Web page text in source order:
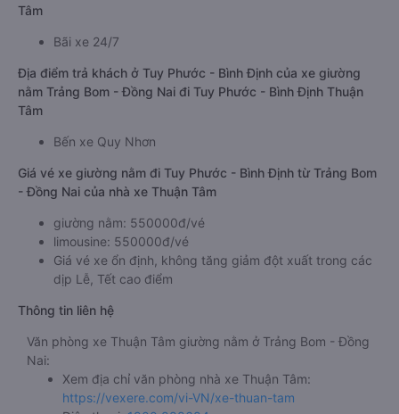
Tâm
Bãi xe 24/7
Địa điểm trả khách ở Tuy Phước - Bình Định của xe giường
nằm Trảng Bom - Đồng Nai đi Tuy Phước - Bình Định Thuận
Tâm
Bến xe Quy Nhơn
Giá vé xe giường nằm đi Tuy Phước - Bình Định từ Trảng Bom
- Đồng Nai của nhà xe Thuận Tâm
giường nằm: 550000đ/vé
limousine: 550000đ/vé
Giá vé xe ổn định, không tăng giảm đột xuất trong các
dịp Lễ, Tết cao điểm
Thông tin liên hệ
Văn phòng xe Thuận Tâm giường nằm ở Trảng Bom - Đồng
Nai:
Xem địa chỉ văn phòng nhà xe Thuận Tâm:
https://vexere.com/vi-VN/xe-thuan-tam